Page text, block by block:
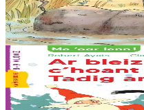
Chom da chaseal er vro-mañ,
washañ. Graet eo ma soñj
Er stok13,50 €
6 vloaz hag ouzhpenn
Sav-heol
Ar bleiz en doa c'hoant